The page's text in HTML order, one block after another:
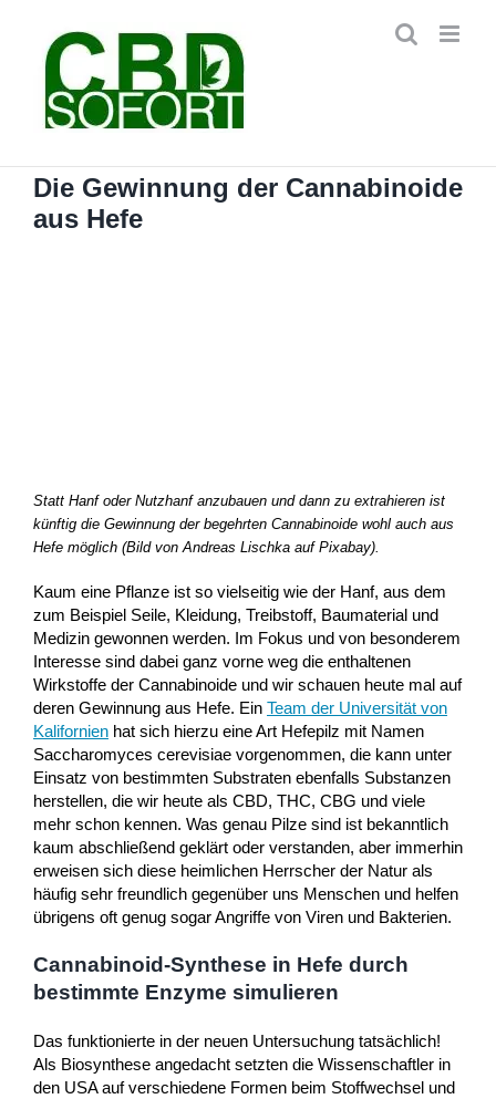
springen
Die Gewinnung der Cannabinoide
aus Hefe
Statt Hanf oder Nutzhanf anzubauen und dann zu extrahieren ist
künftig die Gewinnung der begehrten Cannabinoide wohl auch aus
Hefe möglich (Bild von Andreas Lischka auf Pixabay).
Kaum eine Pflanze ist so vielseitig wie der Hanf, aus dem
zum Beispiel Seile, Kleidung, Treibstoff, Baumaterial und
Medizin gewonnen werden. Im Fokus und von besonderem
Interesse sind dabei ganz vorne weg die enthaltenen
Wirkstoffe der Cannabinoide und wir schauen heute mal auf
deren Gewinnung aus Hefe. Ein Team der Universität von
Kalifornien hat sich hierzu eine Art Hefepilz mit Namen
Saccharomyces cerevisiae vorgenommen, die kann unter
Einsatz von bestimmten Substraten ebenfalls Substanzen
herstellen, die wir heute als CBD, THC, CBG und viele
mehr schon kennen. Was genau Pilze sind ist bekanntlich
kaum abschließend geklärt oder verstanden, aber immerhin
erweisen sich diese heimlichen Herrscher der Natur als
häufig sehr freundlich gegenüber uns Menschen und helfen
übrigens oft genug sogar Angriffe von Viren und Bakterien.
Cannabinoid-Synthese in Hefe durch
bestimmte Enzyme simulieren
Das funktionierte in der neuen Untersuchung tatsächlich!
Als Biosynthese angedacht setzten die Wissenschaftler in
den USA auf verschiedene Formen beim Stoffwechsel und